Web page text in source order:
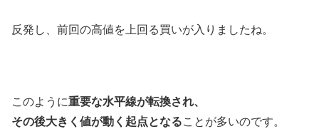
反発し、前回の高値を上回る買いが入りましたね。
このように重要な水平線が転換され、
その後大きく値が動く起点となることが多いのです。